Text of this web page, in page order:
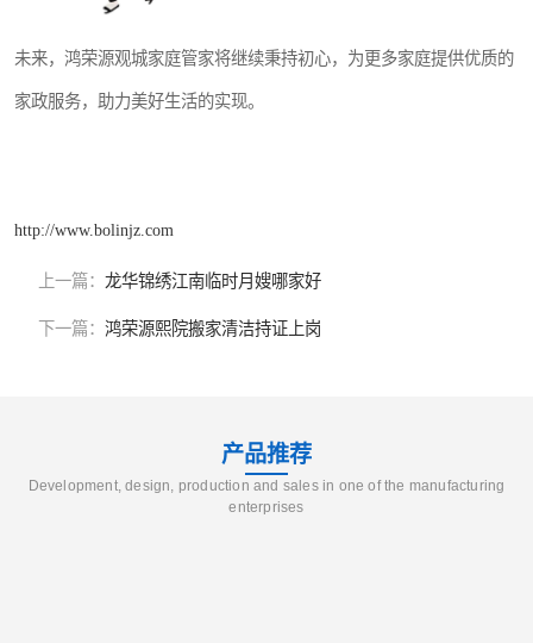
未来，鸿荣源观城家庭管家将继续秉持初心，为更多家庭提供优质的
家政服务，助力美好生活的实现。
http://www.bolinjz.com
上一篇： 龙华锦绣江南临时月嫂哪家好
下一篇： 鸿荣源熙院搬家清洁持证上岗
产品推荐
Development, design, production and sales in one of the manufacturing
enterprises